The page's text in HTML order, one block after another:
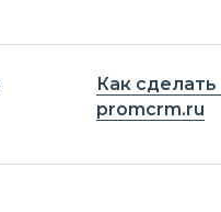
Как
promcrm.ru